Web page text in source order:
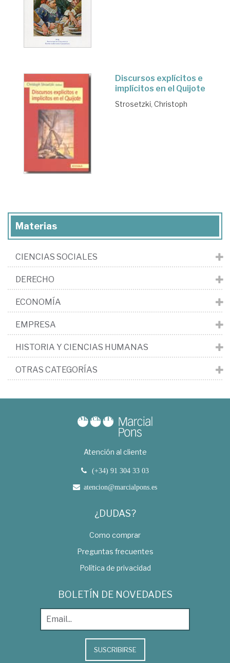
Discursos explícitos e
implícitos en el Quijote
Strosetzki, Christoph
Materias
CIENCIAS SOCIALES
DERECHO
ECONOMÍA
EMPRESA
HISTORIA Y CIENCIAS HUMANAS
OTRAS CATEGORÍAS
Atención al cliente
(+34) 91 304 33 03
atencion@marcialpons.es
¿DUDAS?
Como comprar
Preguntas frecuentes
Política de privacidad
BOLETÍN DE NOVEDADES
SUSCRIBIRSE